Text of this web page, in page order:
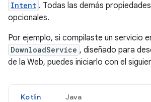
Intent . Todas las demás
opcionales.
Por ejemplo, si compilaste un servicio
DownloadService , diseñado para
de la Web, puedes iniciarlo con el
Kotlin Java